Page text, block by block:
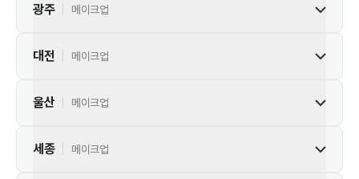
광주 메이크업
대전 메이크업
울산 메이크업
세종 메이크업